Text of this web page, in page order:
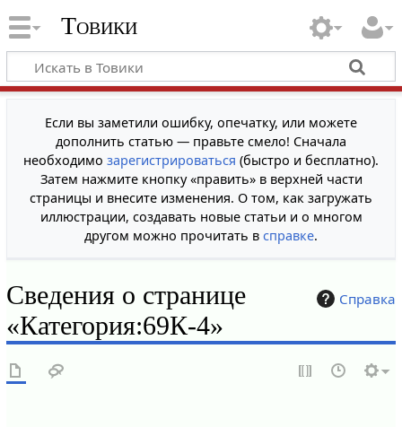
Товики
Если вы заметили ошибку, опечатку, или можете
дополнить статью — правьте смело! Сначала
необходимо зарегистрироваться (быстро и бесплатно).
Затем нажмите кнопку «править» в верхней части
страницы и внесите изменения. О том, как загружать
иллюстрации, создавать новые статьи и о многом
другом можно прочитать в справке.
Справка
Сведения о странице
«Категория:69К-4»